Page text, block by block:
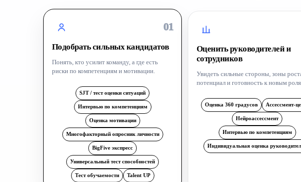
01
Подобрать сильных кандидатов
Понять, кто усилит команду, а где есть
риски по компетенциям и мотивации.
SJT / тест оценки ситуаций
Интервью по компетенциям
Оценка мотивации
Многофакторный опросник личности
BigFive экспресс
Универсальный тест способностей
Тест обучаемости Talent UP
Оценить руководителей и
сотрудников
Увидеть сильные стороны, зоны
потенциал и готовность к новым
Оценка 360 градусов Ассессмент-
Нейроассессмент
Интервью по компетенциям
Индивидуальная оценка